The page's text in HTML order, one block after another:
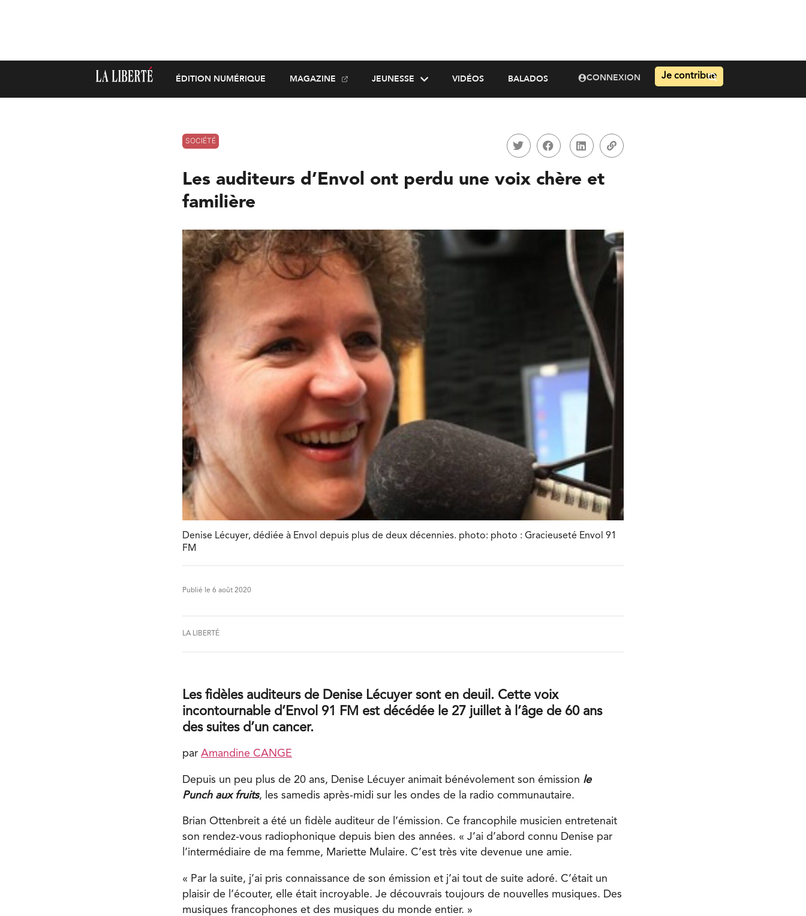
ÉDITION NUMÉRIQUE MAGAZINE JEUNESSE VIDÉOS BALADOS CONNEXION Je contribue
SOCIÉTÉ
Les auditeurs d’Envol ont perdu une voix chère et
familière
Denise Lécuyer, dédiée à Envol depuis plus de deux décennies. photo: photo : Gracieuseté Envol 91
FM
Publié le 6 août 2020
LA LIBERTÉ
Les fidèles auditeurs de Denise Lécuyer sont en deuil. Cette voix
incontournable d’Envol 91 FM est décédée le 27 juillet à l’âge de 60 ans
des suites d’un cancer.
par Amandine CANGE
Depuis un peu plus de 20 ans, Denise Lécuyer animait bénévolement son émission le
Punch aux fruits, les samedis après-midi sur les ondes de la radio communautaire.
Brian Ottenbreit a été un fidèle auditeur de l’émission. Ce francophile musicien entretenait
son rendez-vous radiophonique depuis bien des années. « J’ai d’abord connu Denise par
l’intermédiaire de ma femme, Mariette Mulaire. C’est très vite devenue une amie.
« Par la suite, j’ai pris connaissance de son émission et j’ai tout de suite adoré. C’était un
plaisir de l’écouter, elle était incroyable. Je découvrais toujours de nouvelles musiques. Des
musiques francophones et des musiques du monde entier. »